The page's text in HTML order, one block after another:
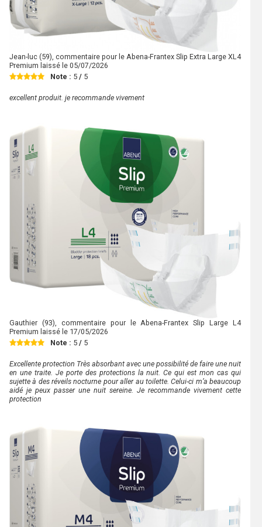
Jean-luc (59), commentaire pour le Abena-Frantex Slip Extra Large XL4
Premium laissé le 05/07/2026
Note : 5 / 5
excellent produit. je recommande vivement
Gauthier (93), commentaire pour le Abena-Frantex Slip Large L4
Premium laissé le 17/05/2026
Note : 5 / 5
Excellente protection Très absorbant avec une possibilité de faire une nuit
en une traite. Je porte des protections la nuit. Ce qui est mon cas qui
sujette à des réveils nocturne pour aller au toilette. Celui-ci m’a beaucoup
aidé je peux passer une nuit sereine. Je recommande vivement cette
protection